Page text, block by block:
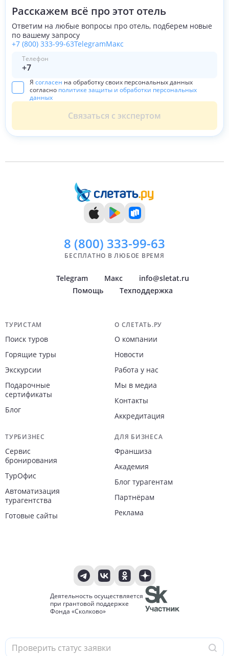
Расскажем всё про этот отель
Ответим на любые вопросы про отель, подберем новые
по вашему запросу
+7 (800) 333-99-63TelegramМакс
Телефон
Я согласен на обработку своих персональных данных
согласно политике защиты и обработки персональных
данных
Связаться с экспертом
8 (800) 333-99-63
БЕСПЛАТНО В ЛЮБОЕ ВРЕМЯ
Telegram Макс
info@sletat.ru
Помощь
Техподдержка
Навигация по сайту
ТУРИСТАМ
Поиск туров
Горящие туры
Экскурсии
Подарочные
сертификаты
Блог
О СЛЕТАТЬ.РУ
О компании
Новости
Работа у нас
Мы в медиа
Контакты
Аккредитация
ТУРБИЗНЕС
Сервис
бронирования
ТурОфис
Автоматизация
турагентства
Готовые сайты
ДЛЯ БИЗНЕСА
Франшиза
Академия
Блог турагентам
Партнёрам
Реклама
Деятельность осуществляется
при грантовой поддержке
Фонда «Сколково»